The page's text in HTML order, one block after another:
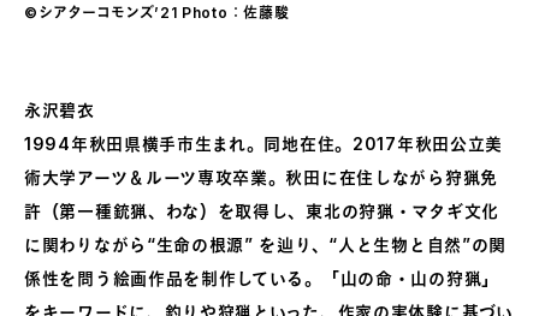
©シアターコモンズ’21 Photo：佐藤駿
永沢碧衣
1994年秋田県横手市生まれ。同地在住。2017年秋田公立美
術大学アーツ＆ルーツ専攻卒業。秋田に在住しながら狩猟免
許（第一種銃猟、わな）を取得し、東北の狩猟・マタギ文化
に関わりながら“生命の根源” を辿り、“人と生物と自然”の関
係性を問う絵画作品を制作している。「山の命・山の狩猟」